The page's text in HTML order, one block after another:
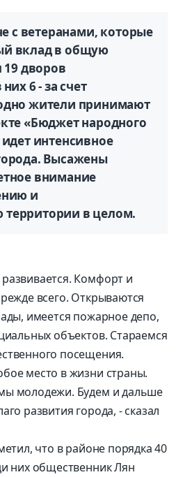
с ветеранами, которые
вклад в общую
19 дворов
6 - за счет
жители принимают
«Бюджет народного
интенсивное
Высажены
внимание
и
в целом.
Комфорт и
всего. Открываются
имеется пожарное депо,
объектов. Стараемся
посещения.
место в жизни страны.
молодежи. Будем и дальше
развития города, - сказал
что в районе порядка 40
них общественник Лян